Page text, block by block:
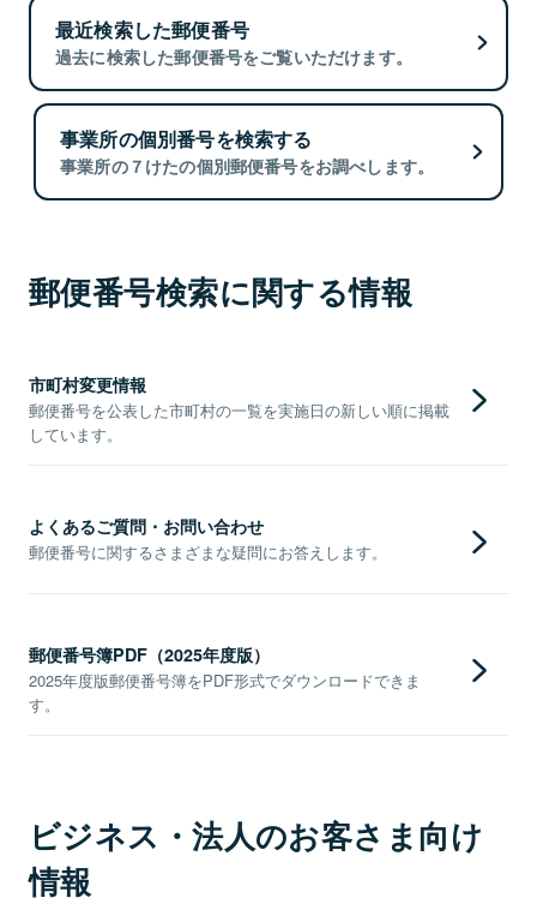
最近検索した郵便番号
過去に検索した郵便番号をご覧いただけます。
事業所の個別番号を検索する
事業所の７けたの個別郵便番号をお調べします。
郵便番号検索に関する情報
市町村変更情報
郵便番号を公表した市町村の一覧を実施日の新しい順に掲載
しています。
よくあるご質問・お問い合わせ
郵便番号に関するさまざまな疑問にお答えします。
郵便番号簿PDF（2025年度版）
2025年度版郵便番号簿をPDF形式でダウンロードできま
す。
ビジネス・法人のお客さま向け
情報